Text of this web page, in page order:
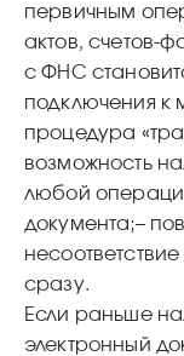
первичным
актов,
с ФНС
подключения к
процедура
возможность
любой
документа;–
сразу.
Если раньше
электронный